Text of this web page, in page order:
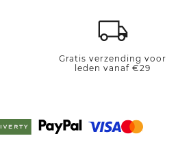
Gratis verzending voor
leden vanaf €29